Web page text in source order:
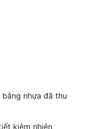
bằng nhựa đã thu
kiệm nhiên